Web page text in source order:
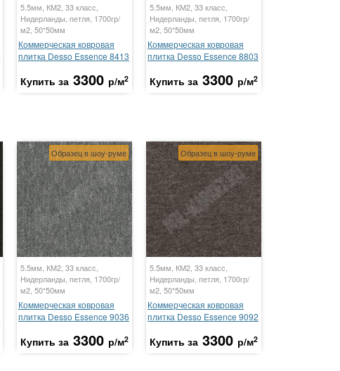
5.5мм, КМ2, 33 класс,
Нидерланды, петля, 1700гр/
м2, 50*50мм
Коммерческая ковровая
плитка Desso Essence 8413
Купить за 3300 р/м2
5.5мм, КМ2, 33 класс,
Нидерланды, петля, 1700гр/
м2, 50*50мм
Коммерческая ковровая
плитка Desso Essence 8803
Купить за 3300 р/м2
Образец в шоу-руме
5.5мм, КМ2, 33 класс,
Нидерланды, петля, 1700гр/
м2, 50*50мм
Коммерческая ковровая
плитка Desso Essence 9036
Купить за 3300 р/м2
Образец в шоу-руме
5.5мм, КМ2, 33 класс,
Нидерланды, петля, 1700гр/
м2, 50*50мм
Коммерческая ковровая
плитка Desso Essence 9092
Купить за 3300 р/м2